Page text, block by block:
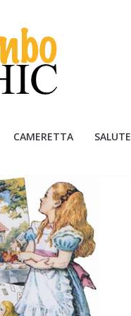
CAMERETTA SALUTE